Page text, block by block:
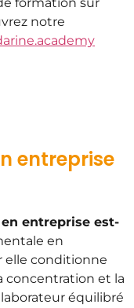
notre
entreprise
entreprise est-
en
elle conditionne
concentration et la
équilibré